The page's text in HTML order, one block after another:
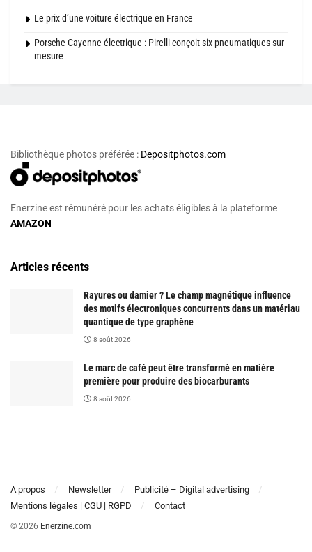
Le prix d’une voiture électrique en France
Porsche Cayenne électrique : Pirelli conçoit six pneumatiques sur
mesure
Bibliothèque photos préférée : Depositphotos.com
Enerzine est rémunéré pour les achats éligibles à la plateforme
AMAZON
Articles récents
Rayures ou damier ? Le champ magnétique influence
des motifs électroniques concurrents dans un matériau
quantique de type graphène
8 août 2026
Le marc de café peut être transformé en matière
première pour produire des biocarburants
8 août 2026
A propos Newsletter
Publicité – Digital advertising
Mentions légales | CGU | RGPD
Contact
© 2026 Enerzine.com